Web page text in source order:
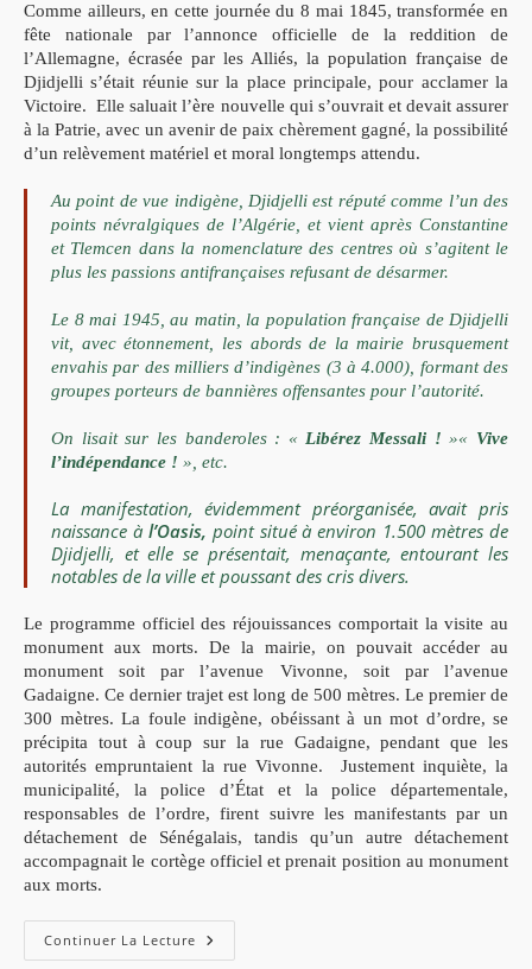
Comme ailleurs, en cette journée du 8 mai 1845, transformée en
fête nationale par l’annonce officielle de la reddition de
l’Allemagne, écrasée par les Alliés, la population française de
Djidjelli s’était réunie sur la place principale, pour acclamer la
Victoire. Elle saluait l’ère nouvelle qui s’ouvrait et devait assurer
à la Patrie, avec un avenir de paix chèrement gagné, la possibilité
d’un relèvement matériel et moral longtemps attendu.
Au point de vue indigène, Djidjelli est réputé comme l’un des
points névralgiques de l’Algérie, et vient après Constantine
et Tlemcen dans la nomenclature des centres où s’agitent le
plus les passions antifrançaises refusant de désarmer.
Le 8 mai 1945, au matin, la population française de Djidjelli
vit, avec étonnement, les abords de la mairie brusquement
envahispar des milliers d’indigènes (3 à 4.000), formant des
groupes porteurs de bannières offensantes pour l’autorité.
On lisait sur les banderoles : « Libérez Messali ! »« Vive
l’indépendance ! », etc.
La manifestation, évidemment préorganisée, avait pris
naissance à l’Oasis, point situé à environ 1.500 mètres de
Djidjelli, et elle se présentait, menaçante, entourant les
notables de la ville et poussant des cris divers.
Le programme officiel des réjouissances comportait la visite au
monument aux morts. De la mairie, on pouvait accéder au
monument soit par l’avenue Vivonne, soit par l’avenue
Gadaigne. Ce dernier trajet est long de 500 mètres. Le premier de
300 mètres. La foule indigène, obéissant à un mot d’ordre, se
précipita tout àcoup sur la rue Gadaigne, pendant que les
autorités empruntaient la rue Vivonne. Justement inquiète, la
municipalité, la police d’État et la police départementale,
responsables de l’ordre, firent suivre les manifestants par un
détachement de Sénégalais, tandis qu’un autre détachement
accompagnait le cortège officiel et prenait position au monument
aux morts.
Continuer La Lecture Le
8